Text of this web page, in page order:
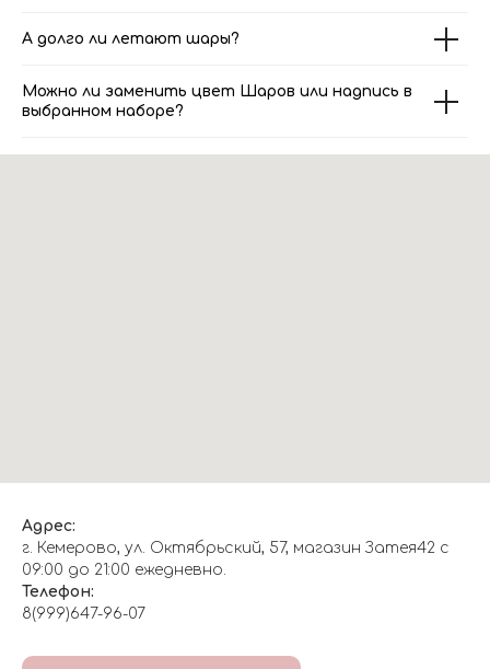
А долго ли летают шары?
Можно ли заменить цвет Шаров или надпись в
выбранном наборе?
Адрес:
г. Кемерово, ул. Октябрьский, 57, магазин Затея42 с
09:00 до 21:00 ежедневно.
Телефон:
8(999)647-96-07